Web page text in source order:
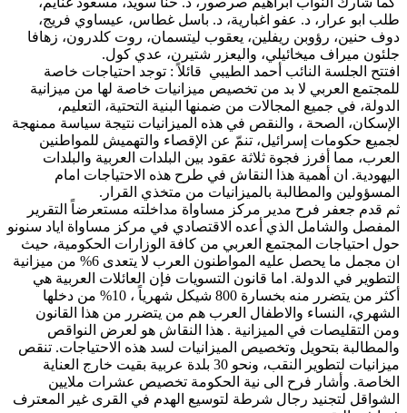
طلب ابو عرار، د. عفو اغبارية، د. باسل غطاس، عيساوي فريج،
دوف حنين، رؤوبن ريفلين، يعقوب ليتسمان، روت كلدرون، زهافا
جلئون ميراف ميخائيلي، واليعزر شتيرن، عدي كول.
افتتح الجلسة النائب أحمد الطيبي قائلاً : توجد احتياجات خاصة
للمجتمع العربي لا بد من تخصيص ميزانيات خاصة لها من ميزانية
الدولة، في جميع المجالات من ضمنها البنية التحتية، التعليم،
الإسكان، الصحة ، والنقص في هذه الميزانيات نتيجة سياسة ممنهجة
لجميع حكومات إسرائيل، تنمّ عن الإقصاء والتهميش للمواطنين
العرب، مما أفرز فجوة ثلاثة عقود بين البلدات العربية والبلدات
اليهودية. ان أهمية هذا النقاش في طرح هذه الاحتياجات امام
المسؤولين والمطالبة بالميزانيات من متخذي القرار.
ثم قدم جعفر فرح مدير مركز مساواة مداخلته مستعرضاً التقرير
المفصل والشامل الذي أعده الاقتصادي في مركز مساواة اياد سنونو
حول احتياجات المجتمع العربي من كافة الوزارات الحكومية، حيث
ان مجمل ما يحصل عليه المواطنون العرب لا يتعدى 6% من ميزانية
التطوير في الدولة. اما قانون التسويات فإن العائلات العربية هي
أكثر من يتضرر منه بخسارة 800 شيكل شهرياً ، 10% من دخلها
الشهري، النساء والاطفال العرب هم من يتضرر من هذا القانون
ومن التقليصات في الميزانية . هذا النقاش هو لعرض النواقص
والمطالبة بتحويل وتخصيص الميزانيات لسد هذه الاحتياجات. تنقص
ميزانيات لتطوير النقب، ونحو 30 بلدة عربية بقيت خارج العناية
الخاصة. وأشار فرح الى نية الحكومة تخصيص عشرات ملايين
الشواقل لتجنيد رجال شرطة لتوسيع الهدم في القرى غير المعترف